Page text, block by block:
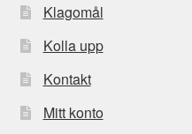
Klagomål
Kolla upp
Kontakt
Mitt konto